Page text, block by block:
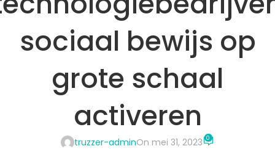
sociaal bewijs op
grote schaal
activeren
truzzer-adminOn mei 31, 2023 0